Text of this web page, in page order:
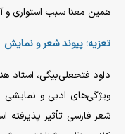
همین معنا سبب استواری و
تعزیه؛ پیوند شعر و نمایش
داود فتحعلی‌بیگی، استاد
ویژگی‌های ادبی و نمایشی
شعر فارسی تأثیر پذیرفته